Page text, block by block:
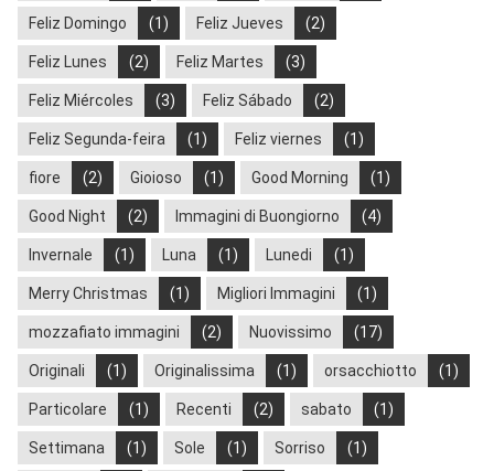
Feliz Domingo (1) Feliz Jueves (2)
Feliz Lunes (2) Feliz Martes (3)
Feliz Miércoles (3) Feliz Sábado (2)
Feliz Segunda-feira (1) Feliz viernes (1)
fiore (2) Gioioso (1) Good Morning (1)
Good Night (2) Immagini di Buongiorno (4)
Invernale (1) Luna (1) Lunedi (1)
Merry Christmas (1) Migliori Immagini (1)
mozzafiato immagini (2) Nuovissimo (17)
Originali (1) Originalissima (1) orsacchiotto (1)
Particolare (1) Recenti (2) sabato (1)
Settimana (1) Sole (1) Sorriso (1)